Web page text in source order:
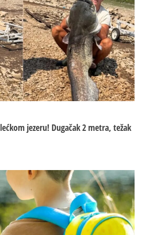
jezeru! Dugačak 2 metra, težak